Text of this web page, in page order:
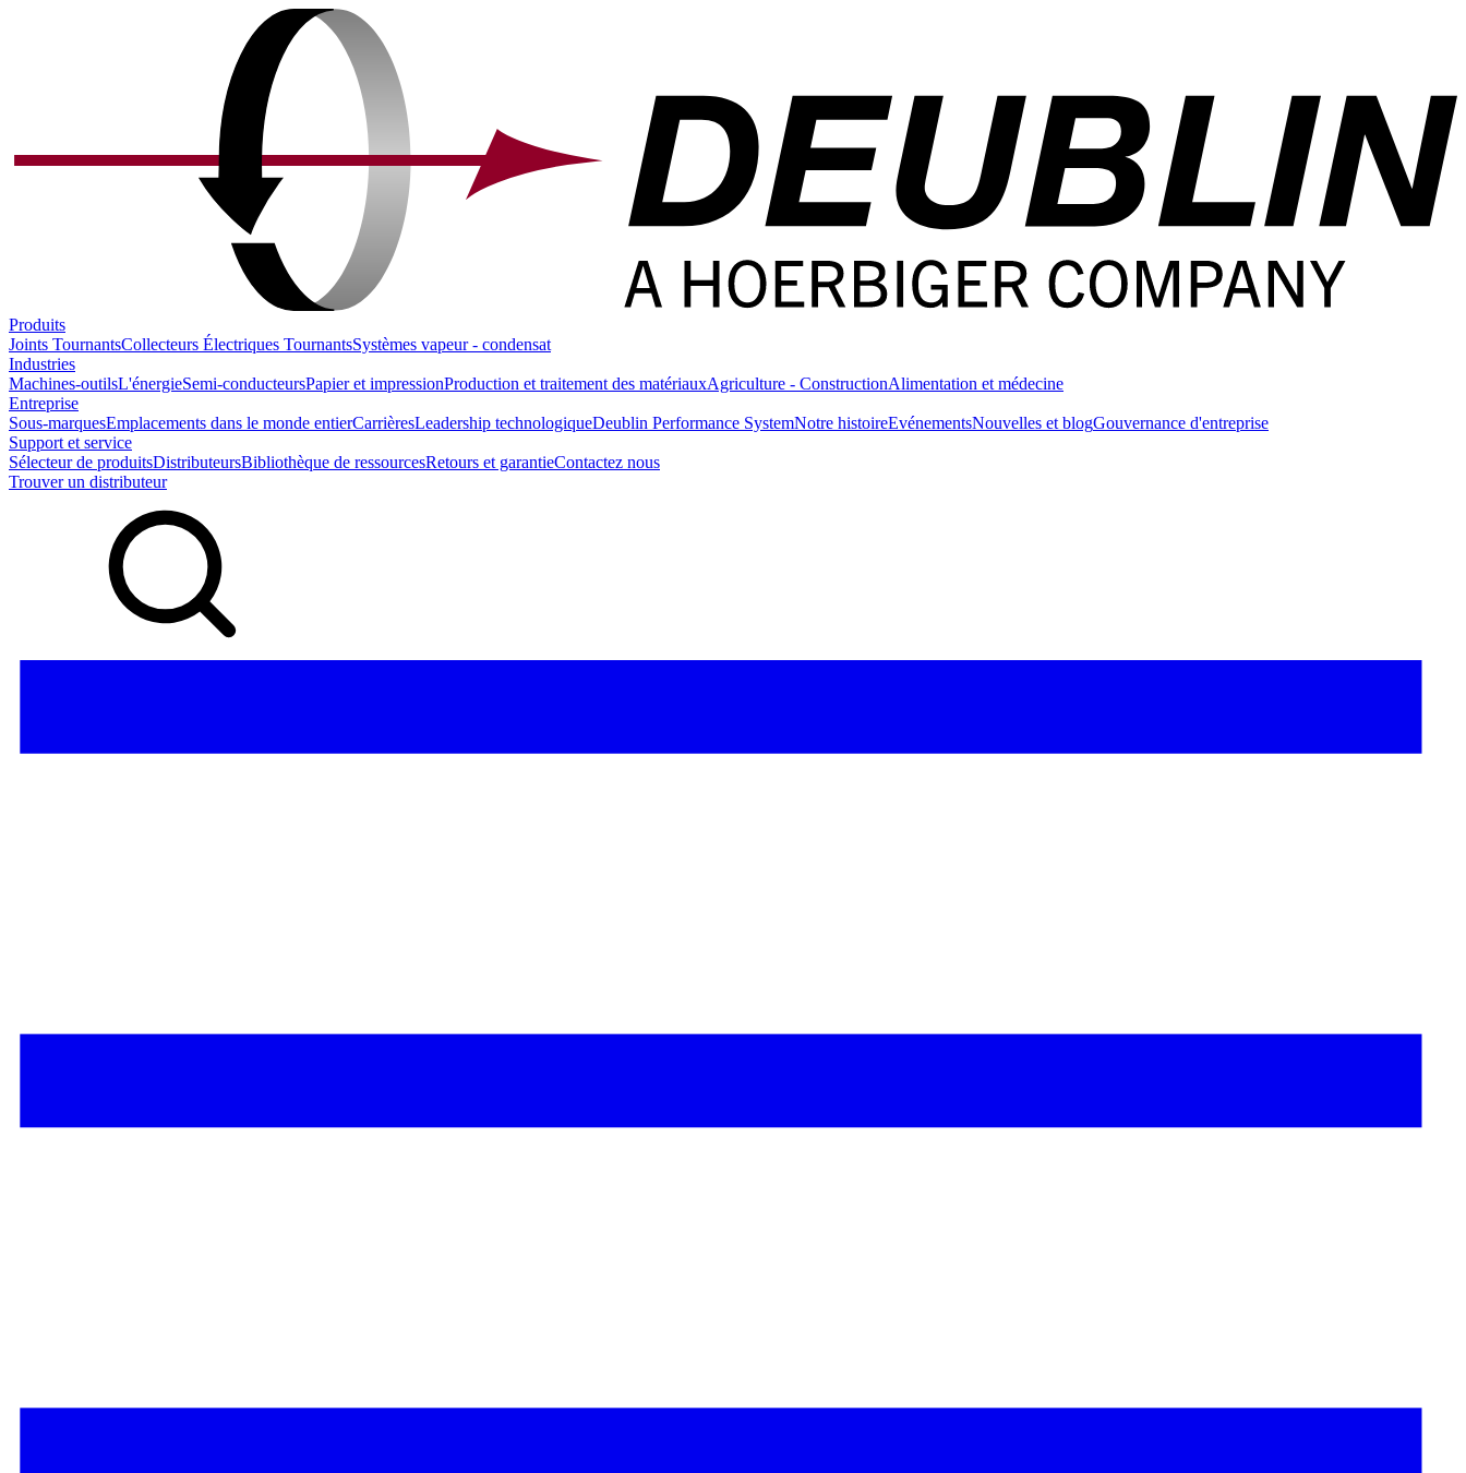
Produits
Joints TournantsCollecteurs Électriques TournantsSystèmes vapeur - condensat
Industries
Machines-outilsL'énergieSemi-conducteursPapier et impressionProduction et traitement des matériauxAgriculture - ConstructionAlimentation et médecine
Entreprise
Sous-marquesEmplacements dans le monde entierCarrièresLeadership technologiqueDeublin Performance SystemNotre histoireEvénementsNouvelles et blogGouvernance d'entreprise
Support et service
Sélecteur de produitsDistributeursBibliothèque de ressourcesRetours et garantieContactez nous
Trouver un distributeur